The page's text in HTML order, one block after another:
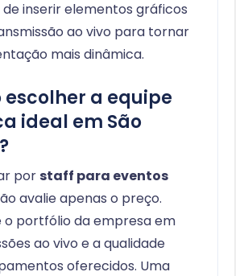
inserir elementos gráficos
ao vivo para tornar
mais dinâmica.
escolher a equipe
ideal em São
por staff para eventos
avalie apenas o preço.
o portfólio da empresa em
ao vivo e a qualidade
oferecidos. Uma